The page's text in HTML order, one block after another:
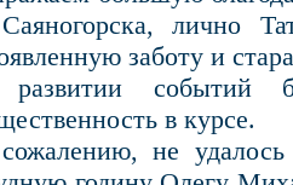
лично
заботу и
событий
в курсе.
не удалось